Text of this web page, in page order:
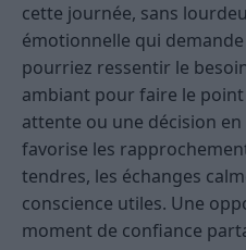
cette journée, sans
émotionnelle qui
pourriez ressentir le
ambiant pour faire le
attente ou une décision
favorise les
tendres, les échanges
conscience utiles. Une
moment de confiance